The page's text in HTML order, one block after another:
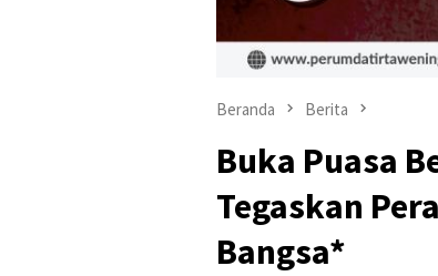
Beranda Berita
Buka Puasa
Tegaskan
Bangsa*